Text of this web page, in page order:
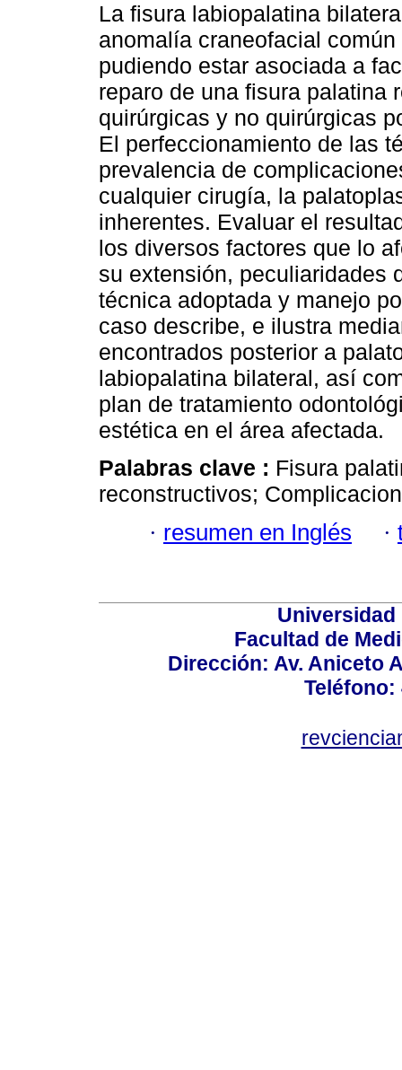
La fisura labiopalatina
anomalía craneofacial
pudiendo estar asociada a
reparo de una fisura palatina
quirúrgicas y no quirúrgicas
El perfeccionamiento de las
prevalencia de
cualquier cirugía, la
inherentes. Evaluar el
los diversos factores que lo
su extensión, peculiaridades
técnica adoptada y manejo
caso describe, e ilustra
encontrados posterior a
labiopalatina bilateral, así
plan de tratamiento
estética en el área afectada.
Palabras clave : Fisura
reconstructivos;
· resumen en Inglés ·
Universidad
Facultad de
Dirección: Av. Aniceto
Teléfono: